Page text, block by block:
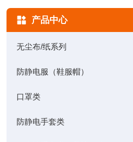
产品中心
无尘布/纸系列
防静电服（鞋服帽）
口罩类
防静电手套类